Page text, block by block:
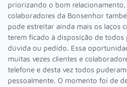
priorizando o bom
colaboradores da Bonsenhor
pode estreitar ainda mais os laços
terem ficado à disposição de todos
dúvida ou pedido. Essa
muitas vezes clientes e
telefone e desta vez todos
pessoalmente. O momento foi de